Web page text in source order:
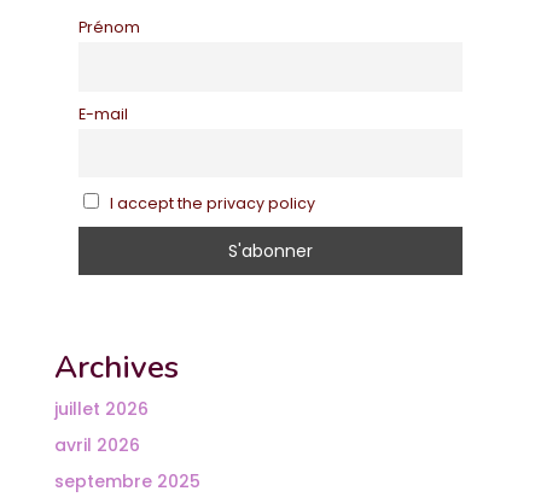
Prénom
E-mail
I accept the privacy policy
Archives
juillet 2026
avril 2026
septembre 2025